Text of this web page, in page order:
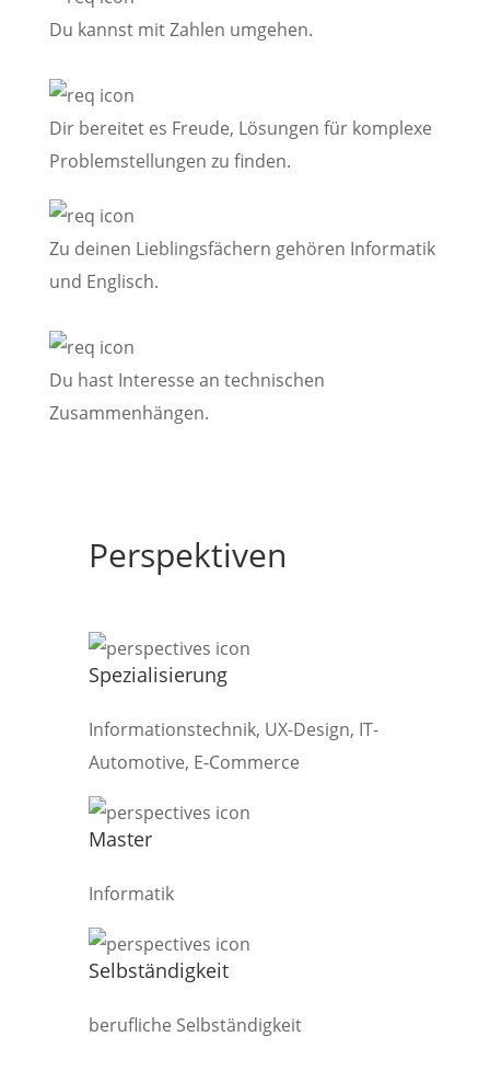
Du kannst mit Zahlen umgehen.
Dir bereitet es Freude, Lösungen für komplexe
Problemstellungen zu finden.
Zu deinen Lieblingsfächern gehören Informatik
und Englisch.
Du hast Interesse an technischen
Zusammenhängen.
Perspektiven
Spezialisierung
Informationstechnik, UX-Design, IT-
Automotive, E-Commerce
Master
Informatik
Selbständigkeit
berufliche Selbständigkeit